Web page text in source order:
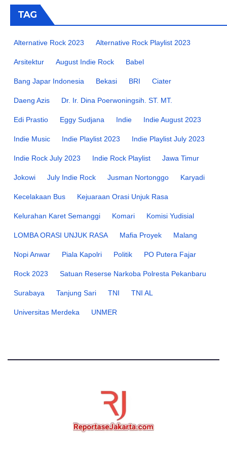
TAG
Alternative Rock 2023 Alternative Rock Playlist 2023
Arsitektur August Indie Rock Babel
Bang Japar Indonesia Bekasi BRI Ciater
Daeng Azis Dr. Ir. Dina Poerwoningsih. ST. MT.
Edi Prastio Eggy Sudjana Indie Indie August 2023
Indie Music Indie Playlist 2023 Indie Playlist July 2023
Indie Rock July 2023 Indie Rock Playlist Jawa Timur
Jokowi July Indie Rock Jusman Nortonggo Karyadi
Kecelakaan Bus Kejuaraan Orasi Unjuk Rasa
Kelurahan Karet Semanggi Komari Komisi Yudisial
LOMBA ORASI UNJUK RASA Mafia Proyek Malang
Nopi Anwar Piala Kapolri Politik PO Putera Fajar
Rock 2023 Satuan Reserse Narkoba Polresta Pekanbaru
Surabaya Tanjung Sari TNI TNI AL
Universitas Merdeka UNMER